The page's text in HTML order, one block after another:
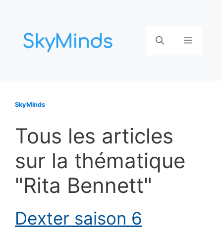
contenu
Menu
SkyMinds
Tous les articles
sur la thématique
"Rita Bennett"
Dexter saison 6